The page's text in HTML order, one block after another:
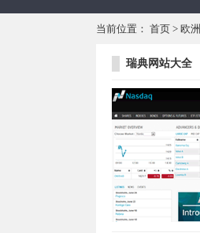
当前位置： 首页 > 欧洲
瑞典网站大全